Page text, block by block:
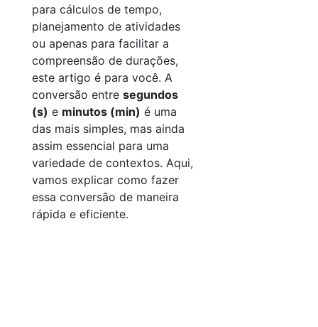
para cálculos de tempo,
planejamento de atividades
ou apenas para facilitar a
compreensão de durações,
este artigo é para você. A
conversão entre segundos
(s) e minutos (min) é uma
das mais simples, mas ainda
assim essencial para uma
variedade de contextos. Aqui,
vamos explicar como fazer
essa conversão de maneira
rápida e eficiente.